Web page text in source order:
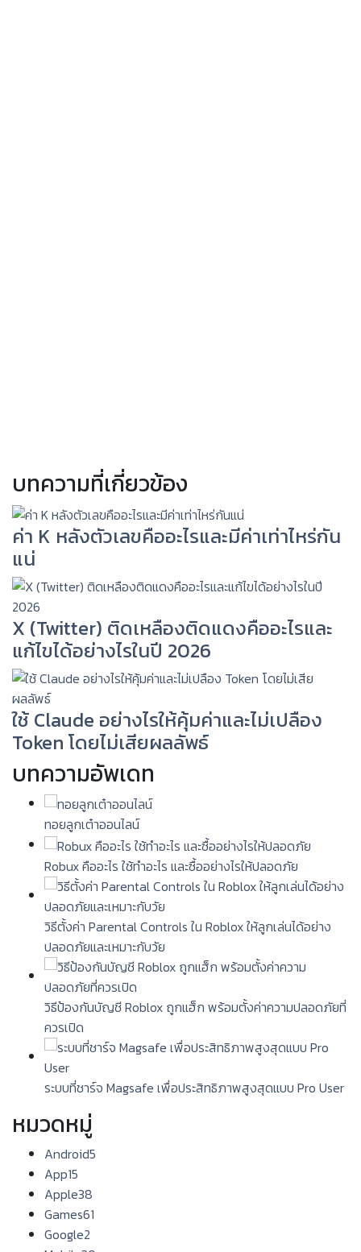
บทความที่เกี่ยวข้อง
ค่า K หลังตัวเลขคืออะไรและมีค่าเท่าไหร่กัน
แน่
X (Twitter) ติดเหลืองติดแดงคืออะไรและ
แก้ไขได้อย่างไรในปี 2026
ใช้ Claude อย่างไรให้คุ้มค่าและไม่เปลือง
Token โดยไม่เสียผลลัพธ์
บทความอัพเดท
ทอยลูกเต๋าออนไลน์
Robux คืออะไร ใช้ทำอะไร และซื้ออย่างไรให้ปลอดภัย
วิธีตั้งค่า Parental Controls ใน Roblox ให้ลูกเล่นได้อย่าง
ปลอดภัยและเหมาะกับวัย
วิธีป้องกันบัญชี Roblox ถูกแฮ็ก พร้อมตั้งค่าความปลอดภัยที่
ควรเปิด
ระบบที่ชาร์จ Magsafe เพื่อประสิทธิภาพสูงสุดแบบ Pro User
หมวดหมู่
Android5
App15
Apple38
Games61
Google2